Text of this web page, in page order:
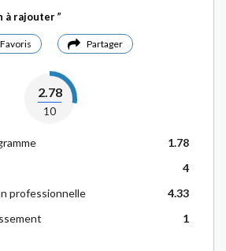
à rajouter
Favoris Partager
2.78
10
1.78
4
professionnelle
4.33
1